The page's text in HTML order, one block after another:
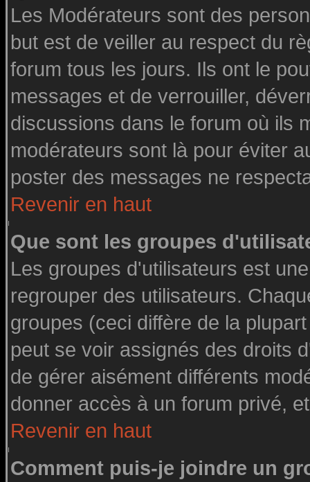
Les Modérateurs sont des
but est de veiller au respect du
forum tous les jours. Ils ont le
messages et de verrouiller,
discussions dans le forum où ils
modérateurs sont là pour éviter
poster des messages ne
Revenir en haut
Que sont les groupes
Les groupes d'utilisateurs est
regrouper des utilisateurs.
groupes (ceci diffère de la
peut se voir assignés des droits
de gérer aisément différents
donner accès à un forum privé,
Revenir en haut
Comment puis-je joindre un